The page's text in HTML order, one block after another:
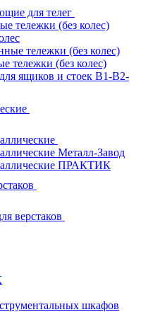
для телег
тележки (без колес)
тележки (без колес)
тележки (без колес)
ящиков и стоек В1-В2-
Металл-Завод
ПРАКТИК
верстаков
шкафов